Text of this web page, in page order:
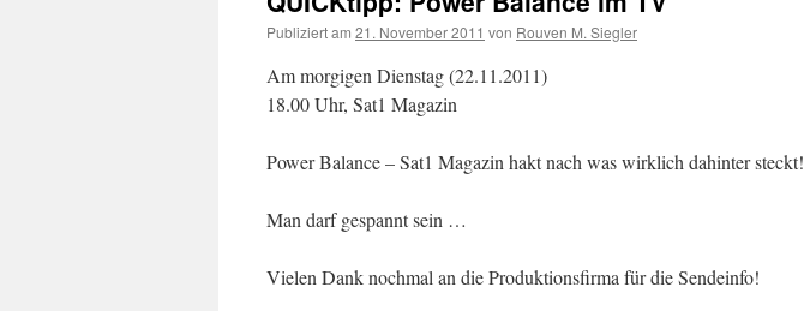
Publiziert am 21. November 2011 von Rouven M. Siegler
Am morgigen Dienstag (22.11.2011)
18.00 Uhr, Sat1 Magazin
Power Balance – Sat1 Magazin hakt nach was wirklich dahinter steckt!
Man darf gespannt sein …
Vielen Dank nochmal an die Produktionsfirma für die Sendeinfo!